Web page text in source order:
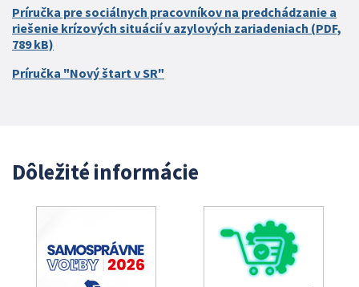
Príručka pre sociálnych pracovníkov na predchádzanie a
riešenie krízových situácií v azylových zariadeniach (PDF,
789 kB)
Príručka "Nový štart v SR"
Dôležité informácie